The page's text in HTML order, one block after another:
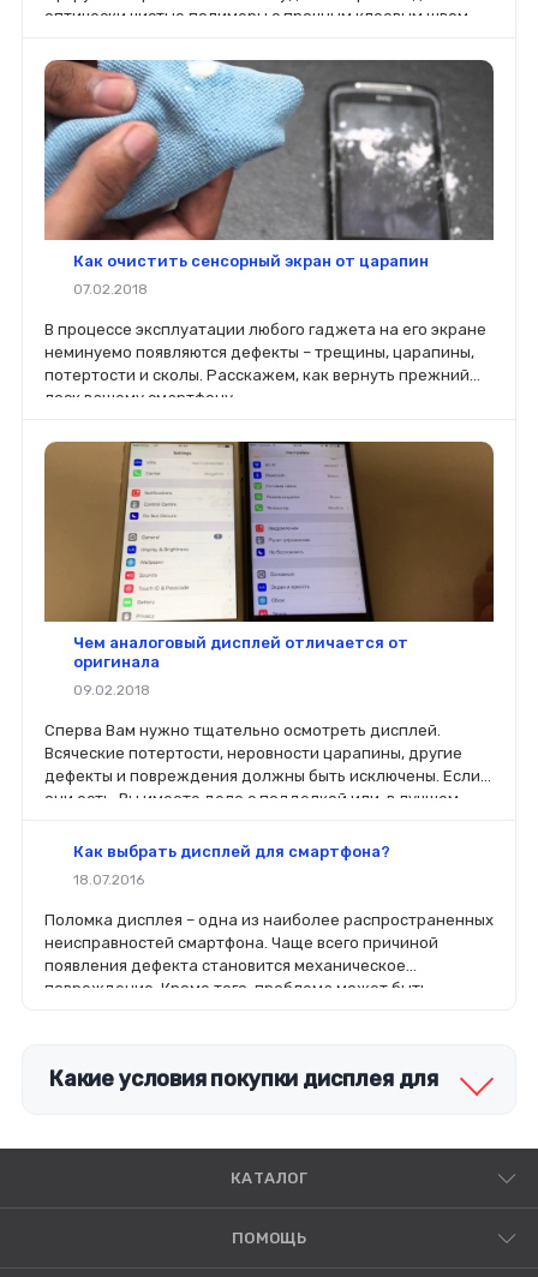
оптически чистые полимеры с прочным клеевым швом,
Как очистить сенсорный экран от царапин
07.02.2018
В процессе эксплуатации любого гаджета на его экране
неминуемо появляются дефекты – трещины, царапины,
потертости и сколы. Расскажем, как вернуть прежний
лоск вашему смартфону.
Чем аналоговый дисплей отличается от
оригинала
09.02.2018
Сперва Вам нужно тщательно осмотреть дисплей.
Всяческие потертости, неровности царапины, другие
дефекты и повреждения должны быть исключены. Если
они есть, Вы имеете дело с подделкой или, в лучшем
Как выбрать дисплей для смартфона?
18.07.2016
Поломка дисплея – одна из наиболее распространенных
неисправностей смартфона. Чаще всего причиной
появления дефекта становится механическое
повреждение. Кроме того, проблема может быть
Какие условия покупки дисплея для
КАТАЛОГ
ПОМОЩЬ